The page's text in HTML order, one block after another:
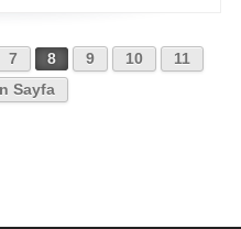
7 8 9 10
11
Sayfa